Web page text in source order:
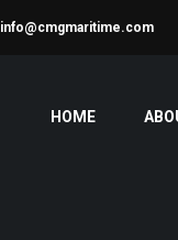
info@cmgmaritime.com
HOME